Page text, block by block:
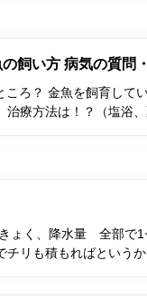
の飼い方 病気の質問
ころ？ 金魚を飼育して
治療方法は！？（塩浴
ょく、降水量 全部で
チリも積もればという